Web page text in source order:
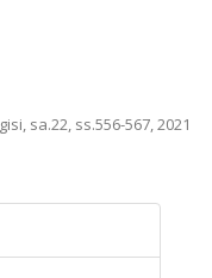
sa.22, ss.556-567, 2021